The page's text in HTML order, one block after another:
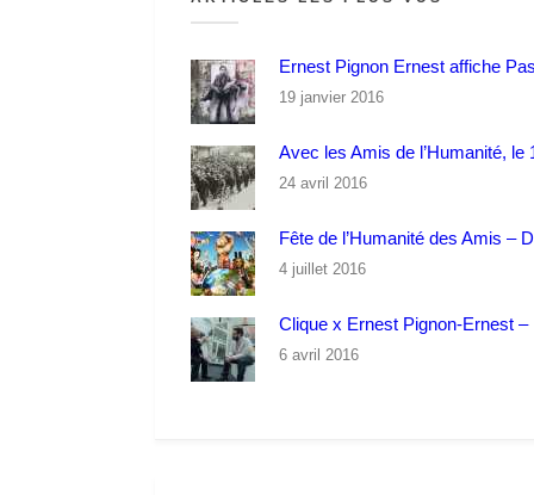
Ernest Pignon Ernest affiche
19 janvier 2016
Avec les Amis de l’Humanité, le
24 avril 2016
Fête de l’Humanité des Amis –
4 juillet 2016
Clique x Ernest Pignon-Ernest
6 avril 2016